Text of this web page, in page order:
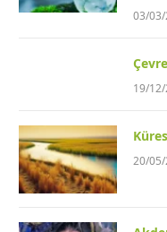
03/
19/
20/